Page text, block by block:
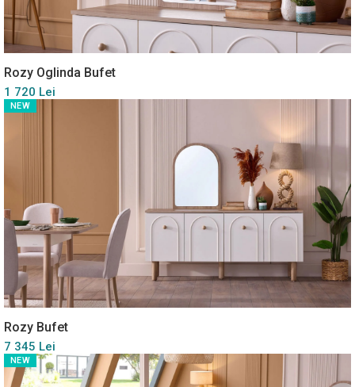
Rozy Oglinda Bufet
1 720 Lei
NEW
Rozy Bufet
7 345 Lei
NEW